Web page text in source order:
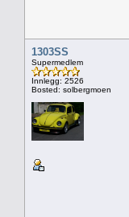
1303SS
Supermedlem
Innlegg: 2526
Bosted: solbergmoen